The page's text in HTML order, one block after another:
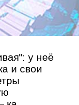
у неё
и свои